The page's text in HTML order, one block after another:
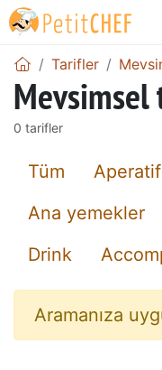
Tarifler
0 tarifler
Tüm Aperatif
Ana yemekler
Drink
Aramanıza